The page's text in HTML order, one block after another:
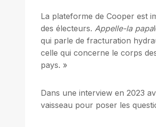
La plateforme de Cooper est
des électeurs. Appelle-la papa
qui parle de fracturation
celle qui concerne le corps
pays. »
Dans une interview en 2023
vaisseau pour poser les